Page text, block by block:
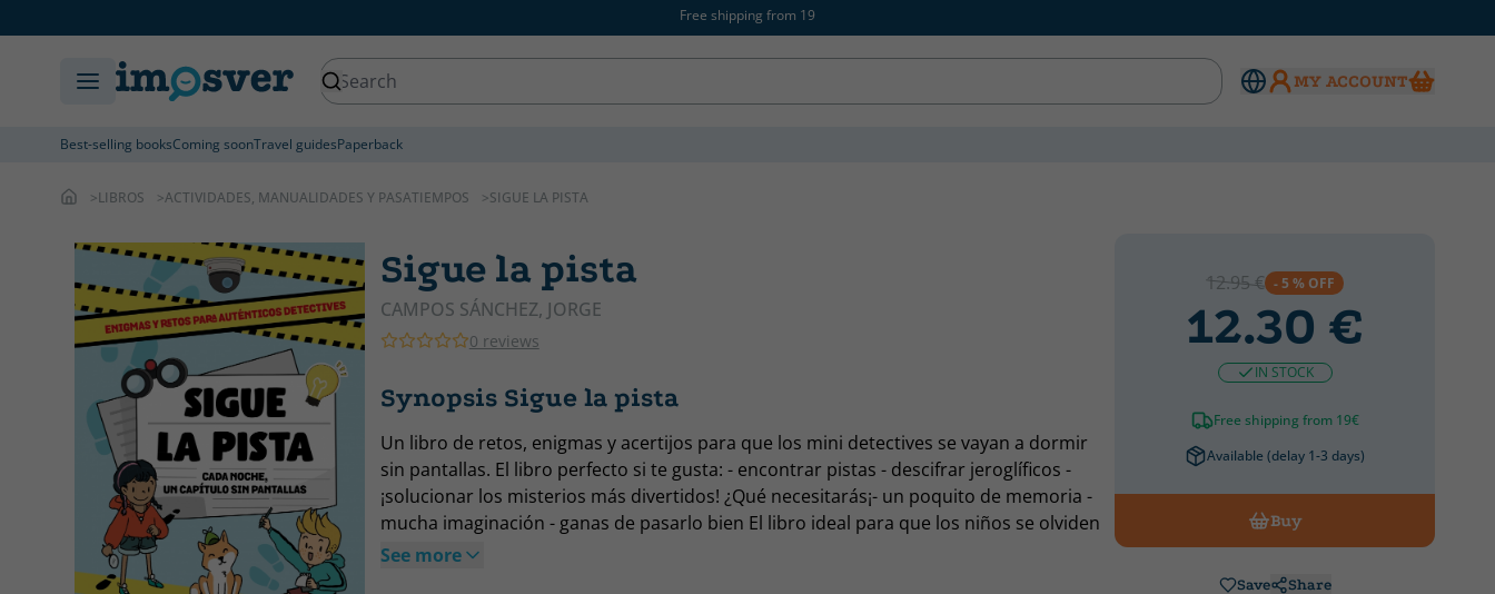
Free shipping from 19
MY ACCOUNT
Best-selling booksComing soonTravel guidesPaperback
LIBROS ACTIVIDADES, MANUALIDADES Y PASATIEMPOS SIGUE LA PISTA
Sigue la pista
CAMPOS SÁNCHEZ, JORGE
0 reviews
Synopsis Sigue la pista
Un libro de retos, enigmas y acertijos para que los mini detectives se vayan a dormir
sin pantallas. El libro perfecto si te gusta: - encontrar pistas - descifrar jeroglíficos -
¡solucionar los misterios más divertidos! ¿Qué necesitarás¡- un poquito de memoria -
mucha imaginación - ganas de pasarlo bien El libro ideal para que los niños se olviden
de las pantallas.
See more
12.95 € - 5 % OFF
12.30 €
IN STOCK
Free shipping from 19€
Available (delay 1-3 days)
Buy
Save Share